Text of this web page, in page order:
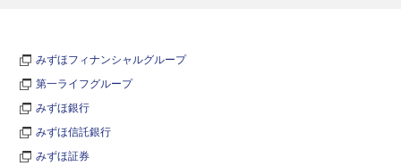
みずほフィナンシャルグループ
第一ライフグループ
みずほ銀行
みずほ信託銀行
みずほ証券